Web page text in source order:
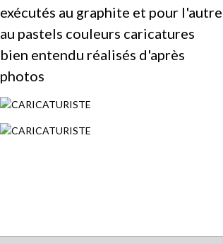
exécutés au graphite et pour l'autre
au pastels couleurs caricatures
bien entendu réalisés d'après
photos